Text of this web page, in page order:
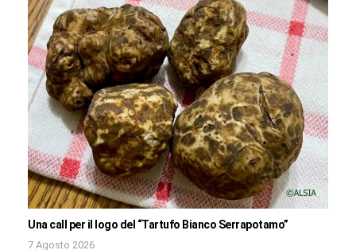
Una call per il logo del “Tartufo Bianco Serrapotamo”
7 Agosto 2026